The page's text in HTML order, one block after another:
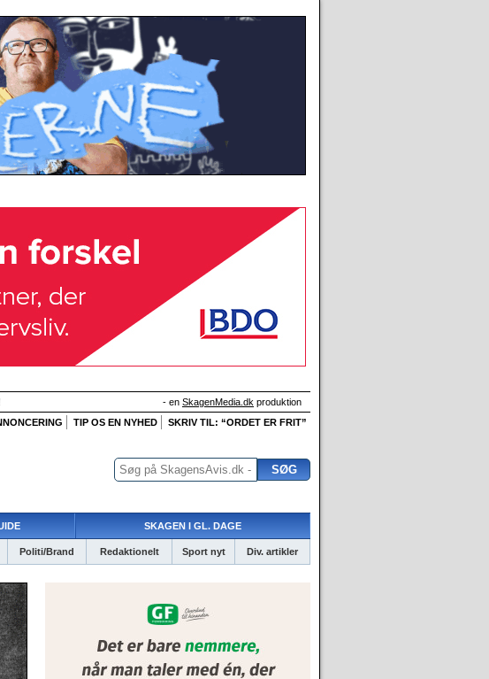
- en SkagenMedia.dk produktion
TIP OS EN NYHED SKRIV TIL: “ORDET ER FRIT”
SKAGEN I GL. DAGE
Politi/Brand Redaktionelt Sport nyt Div. artikler